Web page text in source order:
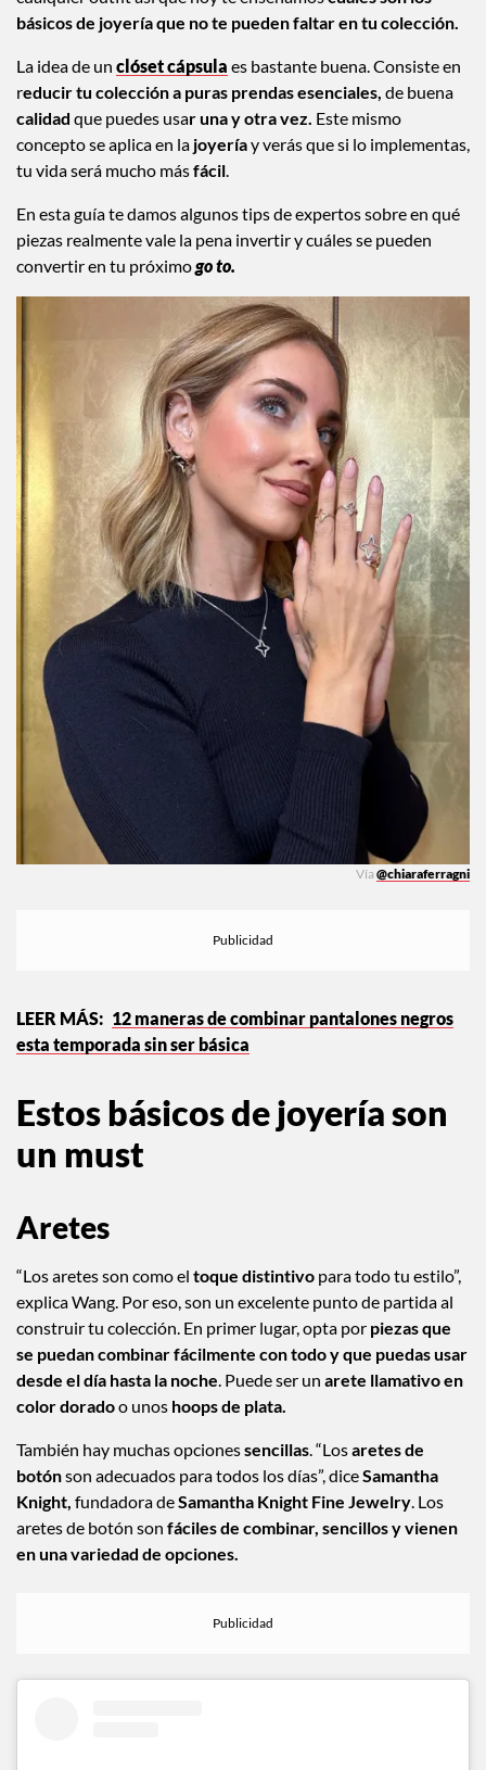
básicos de joyería que no te pueden faltar en tu colección.
La idea de un clóset cápsula es bastante buena. Consiste en
reducir tu colección a puras prendas esenciales, de buena
calidad que puedes usar una y otra vez. Este mismo
concepto se aplica en la joyeríay verás que si lo implementas,
tu vida será mucho másfácil.
En esta guía te damos algunos tips de expertos sobre en qué
piezas realmente vale la pena invertir y cuáles se pueden
convertir en tu próximogo to.
Vía@chiaraferragni
12 maneras de combinar pantalones negros
esta temporada sin ser básica
Estos básicos de joyería son
un must
Aretes
“Los aretes son como el toque distintivo para todo tu estilo”,
explica Wang. Por eso, son un excelente punto de partida al
construir tu colección. En primer lugar, opta por piezas que
se puedan combinar fácilmente con todo y que puedas usar
desde el día hasta la noche. Puede ser un arete llamativo en
color doradoo unos hoops de plata.
También hay muchas opcionessencillas. “Losaretes de
botónson adecuados para todos los días”, diceSamantha
Knight, fundadora deSamantha Knight Fine Jewelry. Los
aretes de botón son fáciles de combinar, sencillos y vienen
en una variedad de opciones.